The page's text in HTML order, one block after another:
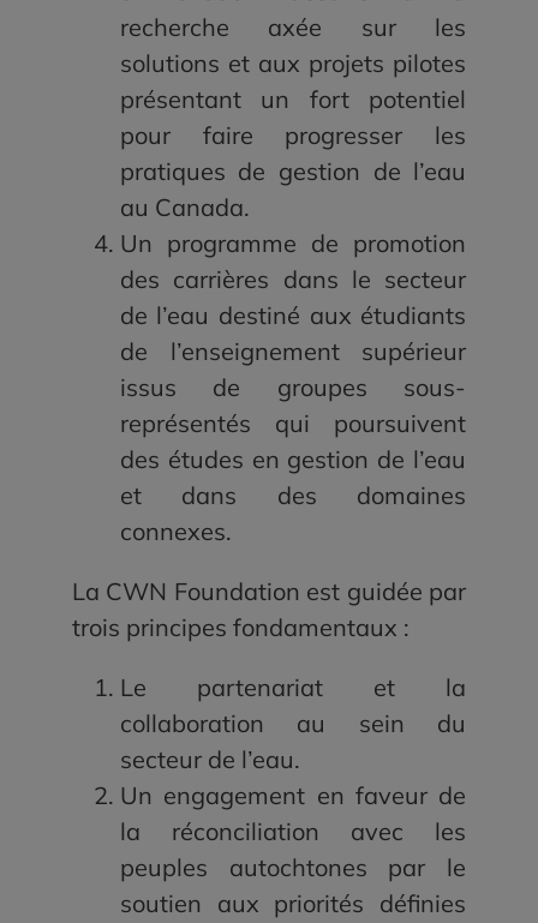
recherche axée sur les
solutions et aux projets pilotes
présentant un fort potentiel
pour faire progresser les
pratiques de gestion de l’eau
au Canada.
Un programme de promotion
des carrières dans le secteur
de l’eau destiné aux étudiants
de l’enseignement supérieur
issus de groupes sous-
représentés qui poursuivent
des études en gestion de l’eau
et dans des domaines
connexes.
La CWN Foundation est guidée par
trois principes fondamentaux :
Le partenariat et la
collaboration au sein du
secteur de l’eau.
Un engagement en faveur de
la réconciliation avec les
peuples autochtones par le
soutien aux priorités définies